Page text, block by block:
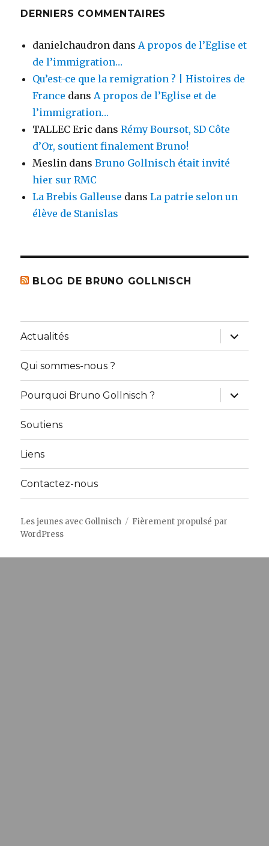
DERNIERS COMMENTAIRES
danielchaudron dansA propos de l’Eglise et
de l’immigration…
Qu’est-ce que la remigration ? | Histoires de
France dansA propos de l’Eglise et de
l’immigration…
TALLEC Eric dansRémy Boursot, SD Côte
d’Or, soutient finalement Bruno!
Meslin dansBruno Gollnisch était invité
hier sur RMC
La Brebis Galleuse dansLa patrie selon un
élève de Stanislas
BLOG DE BRUNO GOLLNISCH
Actualités
ouvrir
le
sous-
Qui sommes-nous ?
Pourquoi Bruno Gollnisch ?
ouvrir
le
sous-
Soutiens
Liens
Contactez-nous
Les jeunes avec Gollnisch
Fièrement propulsé par
WordPress